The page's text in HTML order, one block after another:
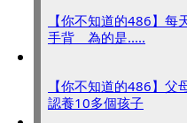
【你不知道的486】每
手背 為的是.....
【你不知道的486】
認養10多個孩子